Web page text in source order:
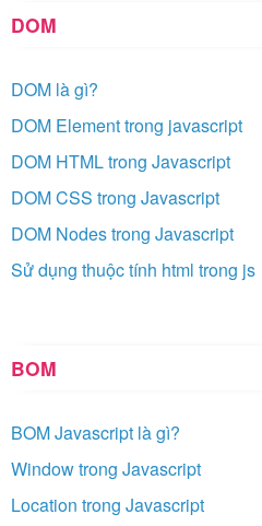
DOM
DOM là gì?
DOM Element trong javascript
DOM HTML trong Javascript
DOM CSS trong Javascript
DOM Nodes trong Javascript
Sử dụng thuộc tính html trong js
BOM
BOM Javascript là gì?
Window trong Javascript
Location trong Javascript